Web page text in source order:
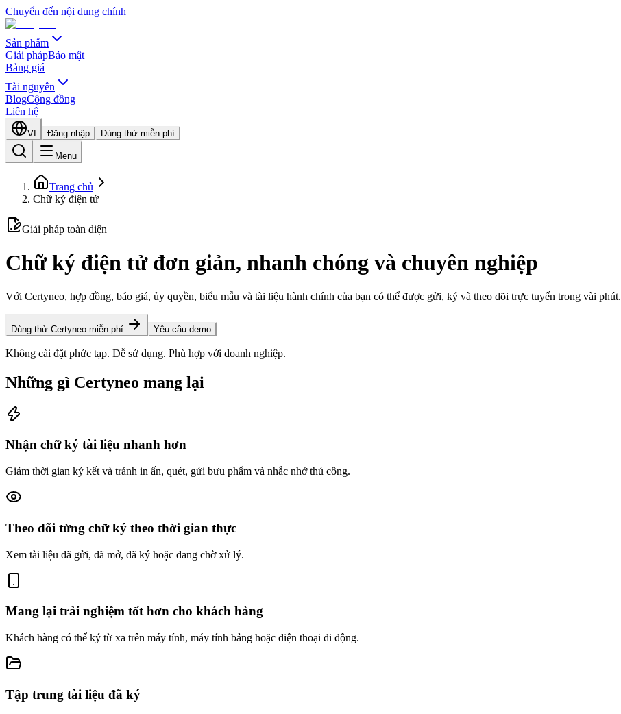
Chuyển đến nội dung chính
Sản phẩm
Giải phápBảo mật
Bảng giá
Tài nguyên
BlogCộng đồng
Liên hệ
VI Đăng nhập Dùng thử miễn phí
Menu
Trang chủ
Chữ ký điện tử
Giải pháp toàn diện
Chữ ký điện tử đơn giản, nhanh chóng và chuyên nghiệp
Với Certyneo, hợp đồng, báo giá, ủy quyền, biểu mẫu và tài liệu hành chính của bạn có thể được gửi, ký và theo dõi trực tuyến trong vài phút.
Dùng thử Certyneo miễn phí Yêu cầu demo
Không cài đặt phức tạp. Dễ sử dụng. Phù hợp với doanh nghiệp.
Những gì Certyneo mang lại
Nhận chữ ký tài liệu nhanh hơn
Giảm thời gian ký kết và tránh in ấn, quét, gửi bưu phẩm và nhắc nhở thủ công.
Theo dõi từng chữ ký theo thời gian thực
Xem tài liệu đã gửi, đã mở, đã ký hoặc đang chờ xử lý.
Mang lại trải nghiệm tốt hơn cho khách hàng
Khách hàng có thể ký từ xa trên máy tính, máy tính bảng hoặc điện thoại di động.
Tập trung tài liệu đã ký